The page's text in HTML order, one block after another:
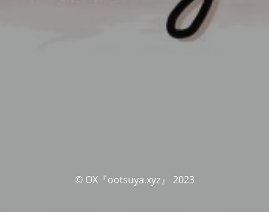
© OX『ootsuya.xyz』 2023